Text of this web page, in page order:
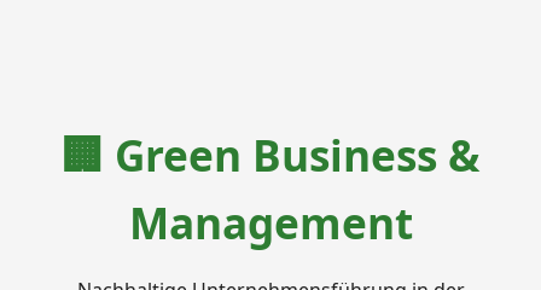
🏢 Green Business &
Management